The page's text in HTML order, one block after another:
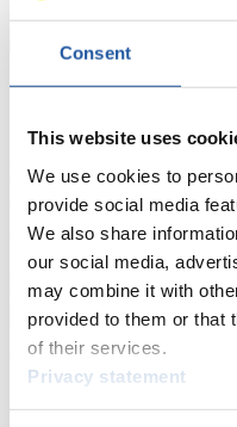
Consent
This website uses
We use cookies to
provide social media
We also share
our social media,
may combine it with
provided to them or that
of their services.
Privacy statement
Zielgruppen Anzeigen
Für Presse- und
Hier finden Sie
haben Zugriff auf
Wettkämpfen. Außerdem
beantragen, die Grundregeln
allgemeine Neuigkeiten
>> Weiter
Für Nationale
Hier können Sie sich über